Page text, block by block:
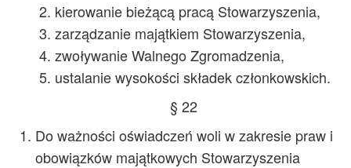
kierowanie bieżącą pracą Stowarzyszenia,
zarządzanie majątkiem Stowarzyszenia,
zwoływanie Walnego Zgromadzenia,
ustalanie wysokości składek członkowskich.
§ 22
Do ważności oświadczeń woli w zakresie praw i
obowiązków majątkowych Stowarzyszenia